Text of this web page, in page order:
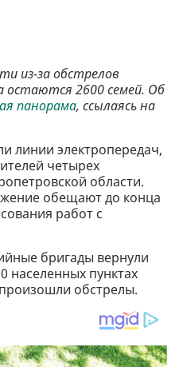
из-за обстрелов
остаются 2600 семей. Об
панорама, ссылаясь на
линии электропередач,
четырех
области.
обещают до конца
работ с
бригады вернули
населенных пунктах
обстрелы.